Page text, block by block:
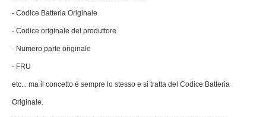
- Codice Batteria Originale
- Codice originale del produttore
- Numero parte originale
- FRU
etc... ma il concetto è sempre lo stesso e si tratta del Codice Batteria
Originale.